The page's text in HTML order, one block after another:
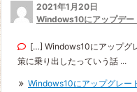
2021年1月20日
Windows10にアップデー
[…] Windows10にアップグ
策に乗り出したっていう話 ...
Windows10にアップグレー